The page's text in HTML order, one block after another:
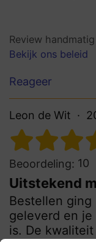
Review
Bekijk ons beleid
Reageer
Leon de Wit
Beoordeling: 10
Uitstekend
Bestellen
geleverd en
is. De